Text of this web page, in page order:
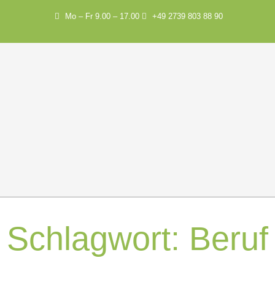
Mo – Fr 9.00 – 17.00 +49 2739 803 88 90
Schlagwort: Beruf